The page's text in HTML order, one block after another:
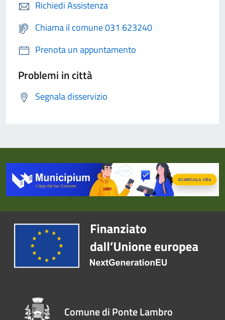
Richiedi Assistenza
Chiama il comune 031 623240
Prenota un appuntamento
Problemi in città
Segnala disservizio
Comune di Ponte Lambro